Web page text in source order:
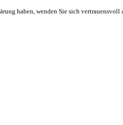
haben, wenden Sie sich vertrauensvoll